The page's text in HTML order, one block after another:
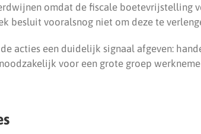
omdat de fiscale boetevrijstelling
besluit vooralsnog niet om deze te
acties een duidelijk signaal afgeven:
noodzakelijk voor een grote groep